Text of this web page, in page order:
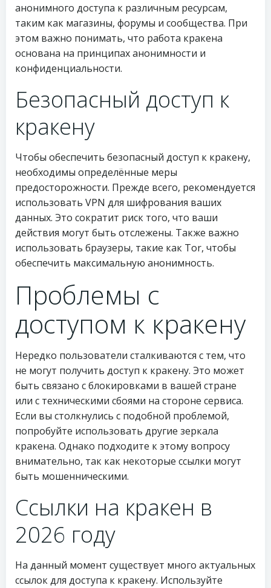
анонимного доступа к различным ресурсам,
таким как магазины, форумы и сообщества. При
этом важно понимать, что работа кракена
основана на принципах анонимности и
конфиденциальности.
Безопасный доступ к
кракену
Чтобы обеспечить безопасный доступ к кракену,
необходимы определённые меры
предосторожности. Прежде всего, рекомендуется
использовать VPN для шифрования ваших
данных. Это сократит риск того, что ваши
действия могут быть отслежены. Также важно
использовать браузеры, такие как Tor, чтобы
обеспечить максимальную анонимность.
Проблемы с
доступом к кракену
Нередко пользователи сталкиваются с тем, что
не могут получить доступ к кракену. Это может
быть связано с блокировками в вашей стране
или с техническими сбоями на стороне сервиса.
Если вы столкнулись с подобной проблемой,
попробуйте использовать другие зеркала
кракена. Однако подходите к этому вопросу
внимательно, так как некоторые ссылки могут
быть мошенническими.
Ссылки на кракен в
2026 году
На данный момент существует много актуальных
ссылок для доступа к кракену. Используйте